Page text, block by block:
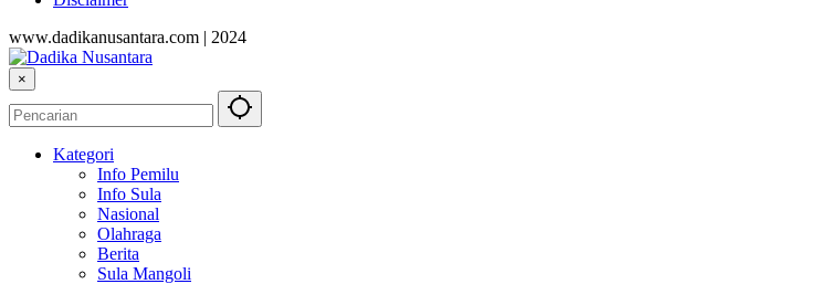
www.dadikanusantara.com | 2024
×
Kategori
Info Pemilu
Info Sula
Nasional
Olahraga
Berita
Sula Mangoli